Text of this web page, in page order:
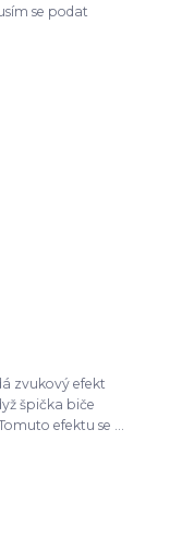
se podat
zvukový efekt
špička biče
efektu se ...